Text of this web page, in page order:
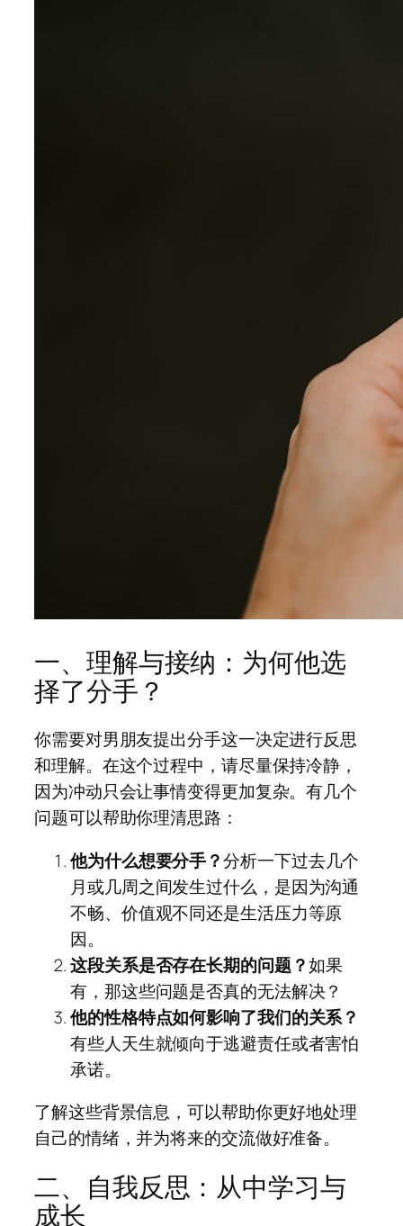
一、理解与接纳：为何他选
择了分手？
你需要对男朋友提出分手这一决定进行反思
和理解。在这个过程中，请尽量保持冷静，
因为冲动只会让事情变得更加复杂。有几个
问题可以帮助你理清思路：
他为什么想要分手？分析一下过去几个
月或几周之间发生过什么，是因为沟通
不畅、价值观不同还是生活压力等原
因。
这段关系是否存在长期的问题？如果
有，那这些问题是否真的无法解决？
他的性格特点如何影响了我们的关系？
有些人天生就倾向于逃避责任或者害怕
承诺。
了解这些背景信息，可以帮助你更好地处理
自己的情绪，并为将来的交流做好准备。
二、自我反思：从中学习与
成长